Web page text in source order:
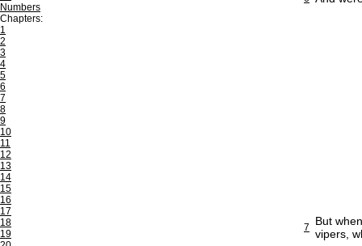
Numbers
Chapters:
1
2
3
4
5
6
7
8
9
10
11
12
13
14
15
16
17
18
19
7
But
vipers,